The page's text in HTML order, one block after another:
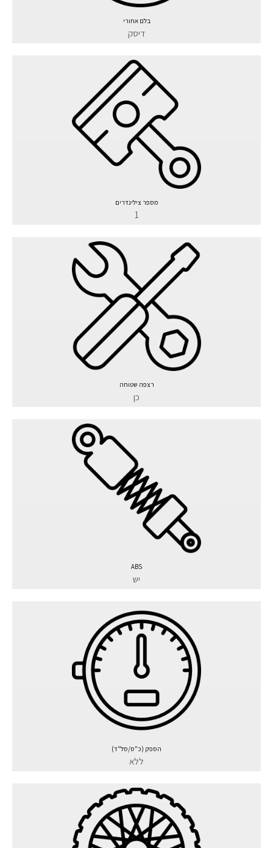
בלם אחורי
דיסק
מספר צילינדרים
1
רצפה שטוחה
כן
ABS
יש
הספק (כ"ס/סל"ד)
ללא